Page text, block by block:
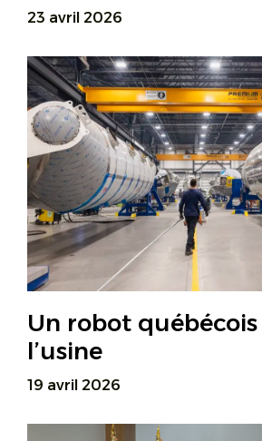
23 avril 2026
Un robot
l’usine
19 avril 2026